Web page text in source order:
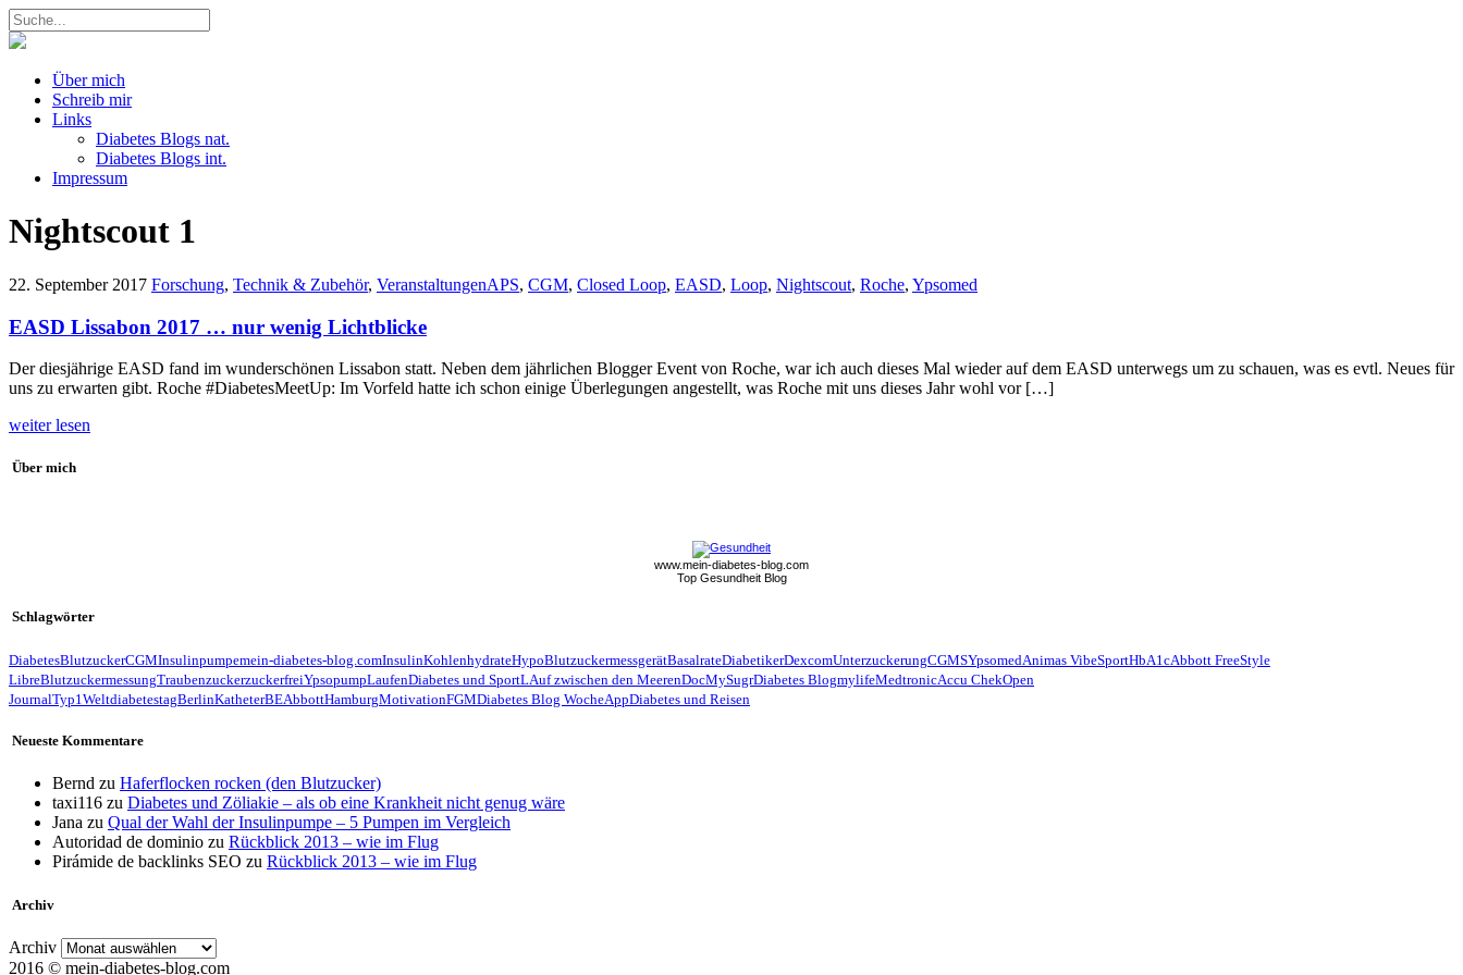
Über mich
Schreib mir
Links
Diabetes Blogs nat.
Diabetes Blogs int.
Impressum
Nightscout 1
22. September 2017 Forschung, Technik & Zubehör, VeranstaltungenAPS, CGM, Closed Loop, EASD, Loop, Nightscout, Roche, Ypsomed
EASD Lissabon 2017 … nur wenig Lichtblicke
Der diesjährige EASD fand im wunderschönen Lissabon statt. Neben dem jährlichen Blogger Event von Roche, war ich auch dieses Mal wieder auf dem EASD unterwegs um zu schauen, was es evtl. Neues für
uns zu erwarten gibt. Roche #DiabetesMeetUp: Im Vorfeld hatte ich schon einige Überlegungen angestellt, was Roche mit uns dieses Jahr wohl vor […]
weiter lesen
Über mich
www.mein-diabetes-blog.com
Top Gesundheit Blog
Schlagwörter
DiabetesBlutzuckerCGMInsulinpumpemein-diabetes-blog.comInsulinKohlenhydrateHypoBlutzuckermessgerätBasalrateDiabetikerDexcomUnterzuckerungCGMSYpsomedAnimas VibeSportHbA1cAbbott FreeStyle
LibreBlutzuckermessungTraubenzuckerzuckerfreiYpsopumpLaufenDiabetes und SportLAuf zwischen den MeerenDocMySugrDiabetes BlogmylifeMedtronicAccu ChekOpen
JournalTyp1WeltdiabetestagBerlinKatheterBEAbbottHamburgMotivationFGMDiabetes Blog WocheAppDiabetes und Reisen
Neueste Kommentare
Bernd zu Haferflocken rocken (den Blutzucker)
taxi116 zu Diabetes und Zöliakie – als ob eine Krankheit nicht genug wäre
Jana zu Qual der Wahl der Insulinpumpe – 5 Pumpen im Vergleich
Autoridad de dominio zu Rückblick 2013 – wie im Flug
Pirámide de backlinks SEO zu Rückblick 2013 – wie im Flug
Archiv
Archiv
2016 © mein-diabetes-blog.com